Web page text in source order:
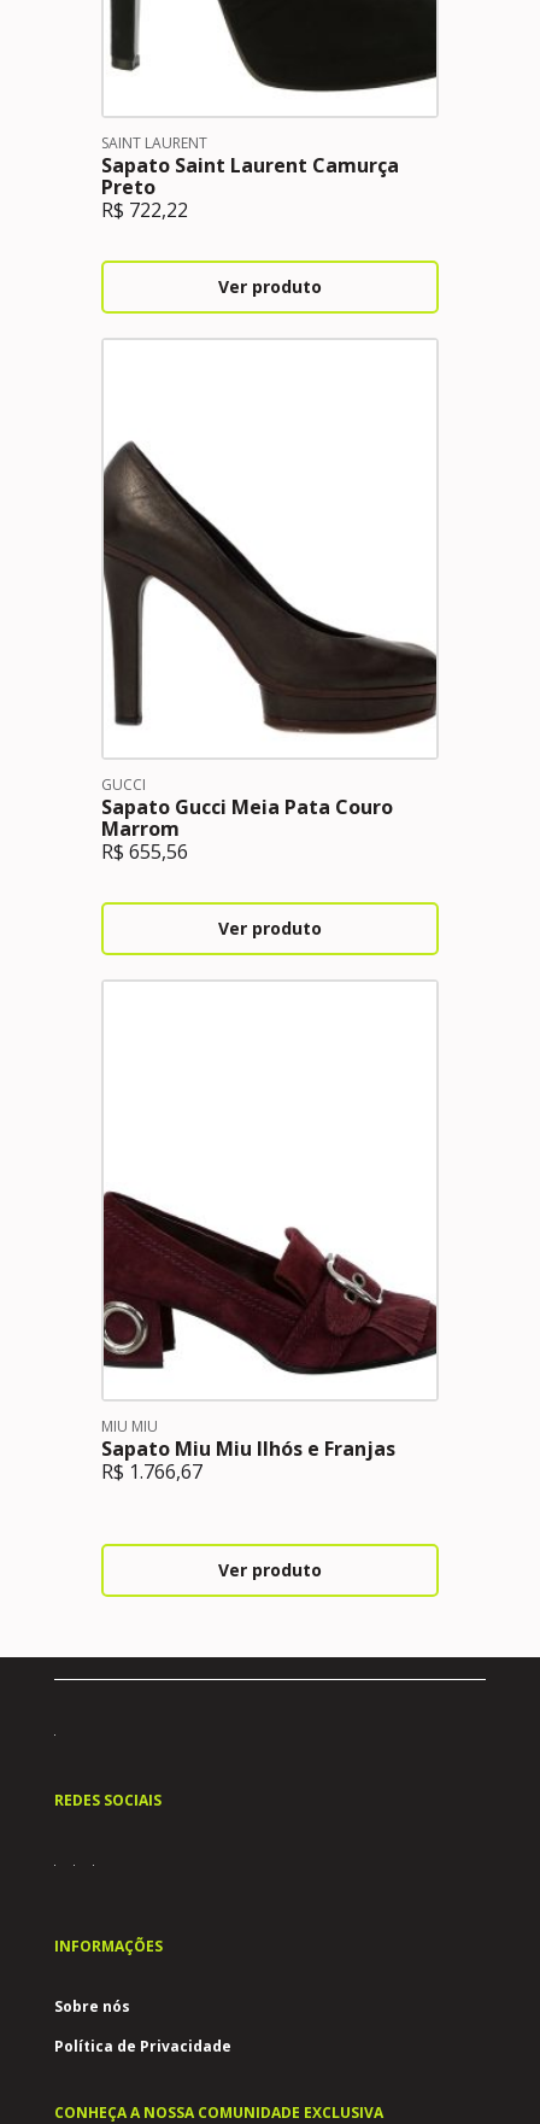
SAINT LAURENT
Sapato Saint Laurent Camurça
Preto
R$ 722,22
Ver produto
GUCCI
Sapato Gucci Meia Pata Couro
Marrom
R$ 655,56
Ver produto
MIU MIU
Sapato Miu Miu Ilhós e Franjas
R$ 1.766,67
Ver produto
REDES SOCIAIS
INFORMAÇÕES
Sobre nós
Política de Privacidade